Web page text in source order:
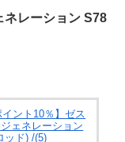
ネレーション S78
ント10％】ゼス
ェネレーション
ッド) /(5)